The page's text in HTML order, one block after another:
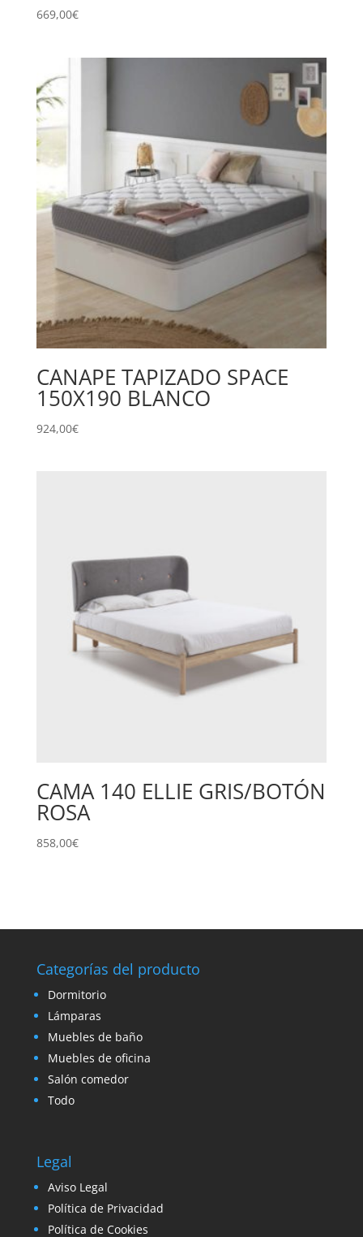
669,00€
CANAPE TAPIZADO SPACE
150X190 BLANCO
924,00€
CAMA 140 ELLIE GRIS/BOTÓN
ROSA
858,00€
Categorías del producto
Dormitorio
Lámparas
Muebles de baño
Muebles de oficina
Salón comedor
Todo
Legal
Aviso Legal
Política de Privacidad
Política de Cookies